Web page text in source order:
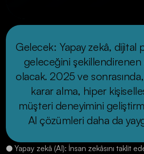
Gelecek: Yapay zekâ, dijital
geleceğini
olacak. 2025 ve
karar alma, hiper
müşteri deneyimini
AI çözümleri daha da
● Yapay zekâ (AI): İnsan zekâsını taklit